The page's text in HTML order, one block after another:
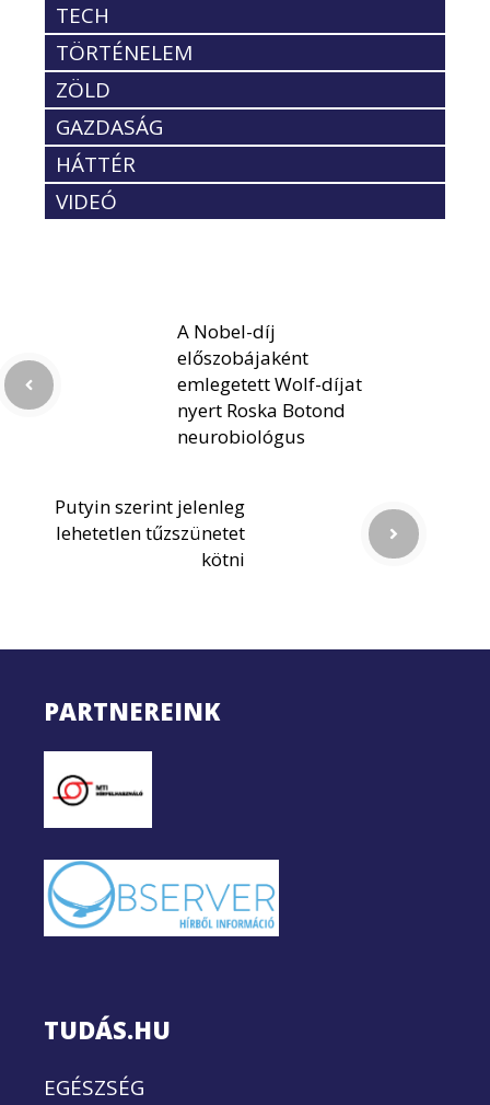
TECH
TÖRTÉNELEM
ZÖLD
GAZDASÁG
HÁTTÉR
VIDEÓ
A Nobel-díj
előszobájaként
emlegetett Wolf-díjat
nyert Roska Botond
neurobiológus
Putyin szerint jelenleg
lehetetlen tűzszünetet
kötni
PARTNEREINK
TUDÁS.HU
EGÉSZSÉG